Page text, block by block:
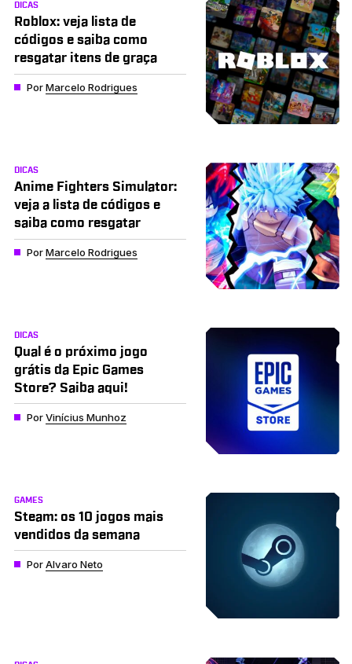
DICAS
Roblox: veja lista de
códigos e saiba como
resgatar itens de graça
PorMarcelo Rodrigues
DICAS
Anime Fighters Simulator:
veja a lista de códigos e
saiba como resgatar
PorMarcelo Rodrigues
DICAS
Qual é o próximo jogo
grátis da Epic Games
Store? Saiba aqui!
PorVinícius Munhoz
GAMES
Steam: os 10 jogos mais
vendidos da semana
PorAlvaro Neto